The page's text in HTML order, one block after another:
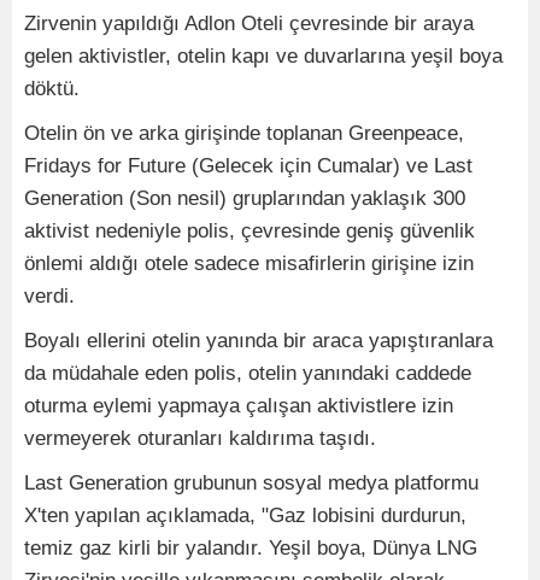
Zirvenin yapıldığı Adlon Oteli çevresinde bir araya
gelen aktivistler, otelin kapı ve duvarlarına yeşil boya
döktü.
Otelin ön ve arka girişinde toplanan Greenpeace,
Fridays for Future (Gelecek için Cumalar) ve Last
Generation (Son nesil) gruplarından yaklaşık 300
aktivist nedeniyle polis, çevresinde geniş güvenlik
önlemi aldığı otele sadece misafirlerin girişine izin
verdi.
Boyalı ellerini otelin yanında bir araca yapıştıranlara
da müdahale eden polis, otelin yanındaki caddede
oturma eylemi yapmaya çalışan aktivistlere izin
vermeyerek oturanları kaldırıma taşıdı.
Last Generation grubunun sosyal medya platformu
X'ten yapılan açıklamada, "Gaz lobisini durdurun,
temiz gaz kirli bir yalandır. Yeşil boya, Dünya LNG